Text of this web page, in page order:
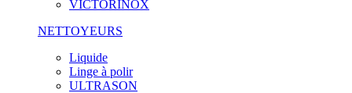
VICTORINOX
NETTOYEURS
Liquide
Linge à polir
ULTRASON